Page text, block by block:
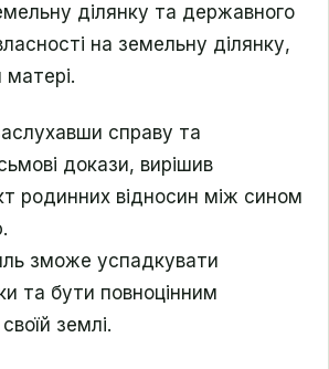
ділянку та державного
на земельну ділянку,
матері.
справу та
докази, вирішив
родинних відносин між сином
зможе успадкувати
та бути повноцінним
землі.